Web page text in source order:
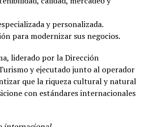
y personalizada.
para modernizar sus negocios.
liderado por la Dirección
y ejecutado junto al operador
que la riqueza cultural y natural
con estándares internacionales